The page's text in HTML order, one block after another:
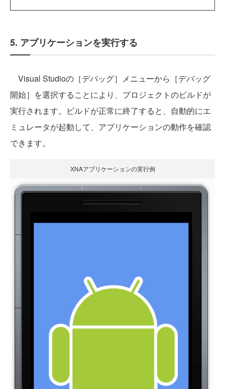
5. アプリケーションを実行する
Visual Studioの［デバッグ］メニューから［デバッグ
開始］を選択することにより、プロジェクトのビルドが
実行されます。ビルドが正常に終了すると、自動的にエ
ミュレータが起動して、アプリケーションの動作を確認
できます。
XNAアプリケーションの実行例